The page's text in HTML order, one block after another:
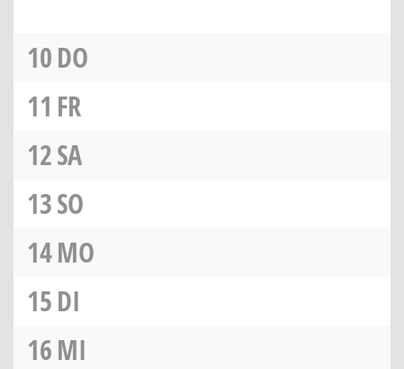
10DO
11 FR
12SA
13SO
14MO
15DI
16MI